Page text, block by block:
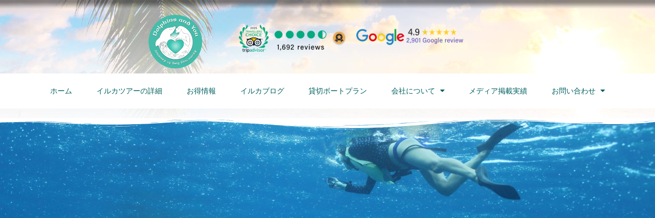
ホーム イルカツアーの詳細 お得情報 イルカブログ 貸切ボートプラン 会社について メディア掲載実績 お問い合わせ